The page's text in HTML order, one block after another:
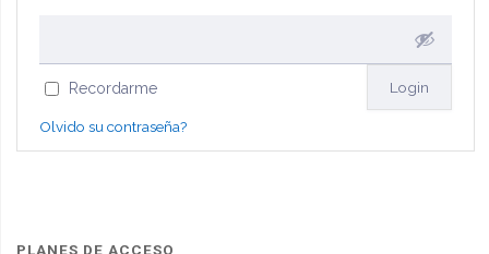
Recordarme
Olvido su contraseña?
PLANES DE ACCESO